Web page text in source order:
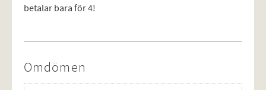
betalar bara för 4!
Omdömen